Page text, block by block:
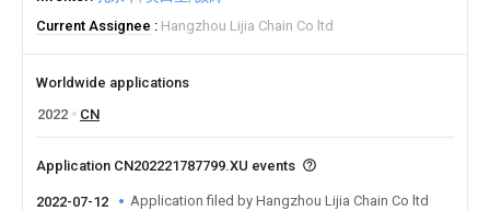
Current Assignee
Hangzhou Lijia Chain Co ltd
Worldwide applications
2022
CN
Application CN202221787799.XU events
2022-07-12 Application filed by Hangzhou Lijia Chain Co ltd